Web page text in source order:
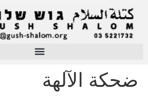
ضحكة الآلهة